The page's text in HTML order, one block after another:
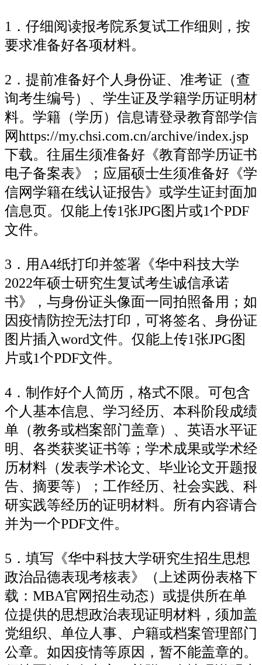
1．仔细阅读报考院系复试工作细则，按
要求准备好各项材料。
2．提前准备好个人身份证、准考证（查
询考生编号）、学生证及学籍学历证明材
料。学籍（学历）信息请登录教育部学信
网https://my.chsi.com.cn/archive/index.jsp
下载。往届生须准备好《教育部学历证书
电子备案表》；应届硕士生须准备好《学
信网学籍在线认证报告》或学生证封面加
信息页。仅能上传1张JPG图片或1个PDF
文件。
3．用A4纸打印并签署《华中科技大学
2022年硕士研究生复试考生诚信承诺
书》，与身份证头像面一同拍照备用；如
因疫情防控无法打印，可将签名、身份证
图片插入word文件。仅能上传1张JPG图
片或1个PDF文件。
4．制作好个人简历，格式不限。可包含
个人基本信息、学习经历、本科阶段成绩
单（教务或档案部门盖章）、英语水平证
明、各类获奖证书等；学术成果或学术经
历材料（发表学术论文、毕业论文开题报
告、摘要等）；工作经历、社会实践、科
研实践等经历的证明材料。所有内容请合
并为一个PDF文件。
5．填写《华中科技大学研究生招生思想
政治品德表现考核表》（上述两份表格下
载：MBA官网招生动态）或提供所在单
位提供的思想政治表现证明材料，须加盖
党组织、单位人事、户籍或档案管理部门
公章。如因疫情等原因，暂不能盖章的。